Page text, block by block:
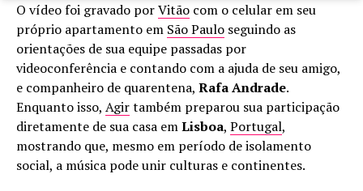
O vídeo foi gravado porVitão com o celular em seu
próprio apartamento em São Paulo seguindo as
orientações de sua equipe passadas por
videoconferência e contando com a ajuda de seu amigo,
e companheiro de quarentena, Rafa Andrade.
Enquanto isso, Agirtambém preparou sua participação
diretamente de sua casa emLisboa, Portugal,
mostrando que, mesmo em período de isolamento
social, a música pode unir culturas e continentes.